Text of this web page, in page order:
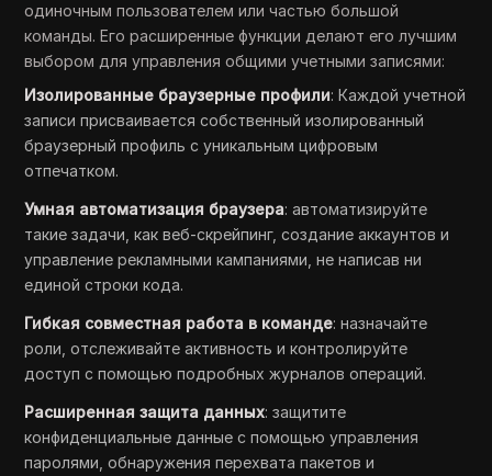
одиночным пользователем или частью большой
команды. Его расширенные функции делают его лучшим
выбором для управления общими учетными записями:
Изолированные браузерные профили: Каждой учетной
записи присваивается собственный изолированный
браузерный профиль с уникальным цифровым
отпечатком.
Умная автоматизация браузера: автоматизируйте
такие задачи, как веб-скрейпинг, создание аккаунтов и
управление рекламными кампаниями, не написав ни
единой строки кода.
Гибкая совместная работа в команде: назначайте
роли, отслеживайте активность и контролируйте
доступ с помощью подробных журналов операций.
Расширенная защита данных: защитите
конфиденциальные данные с помощью управления
паролями, обнаружения перехвата пакетов и